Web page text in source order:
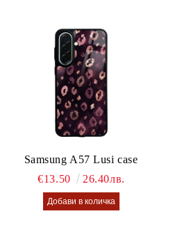
Samsung A57 Lusi case
€13.50
26.40лв.